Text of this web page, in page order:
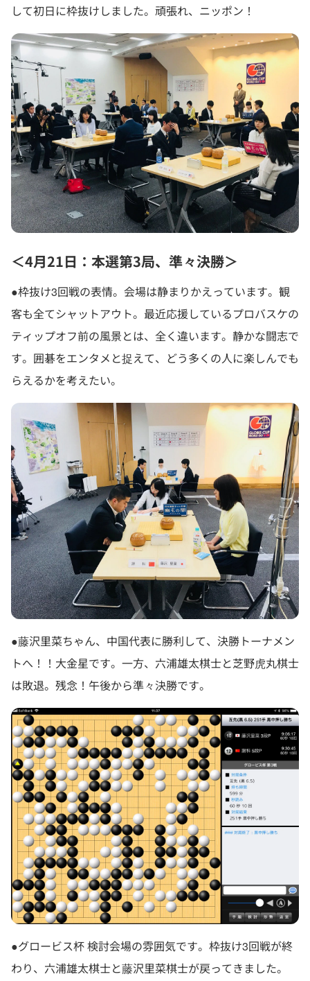
して初日に枠抜けしました。頑張れ、ニッポン！
＜4月21日：本選第3局、準々決勝＞
●枠抜け3回戦の表情。会場は静まりかえっています。観
客も全てシャットアウト。最近応援しているプロバスケの
ティップオフ前の風景とは、全く違います。静かな闘志で
す。囲碁をエンタメと捉えて、どう多くの人に楽しんでも
らえるかを考えたい。
●藤沢里菜ちゃん、中国代表に勝利して、決勝トーナメン
トへ！！大金星です。一方、六浦雄太棋士と芝野虎丸棋士
は敗退。残念！午後から準々決勝です。
●グロービス杯 検討会場の雰囲気です。枠抜け3回戦が終
わり、六浦雄太棋士と藤沢里菜棋士が戻ってきました。